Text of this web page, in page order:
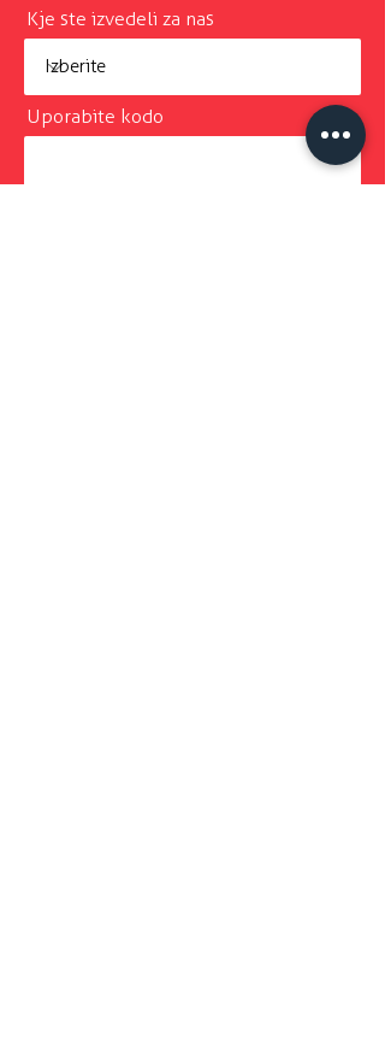
Kje ste izvedeli za nas
Uporabite kodo